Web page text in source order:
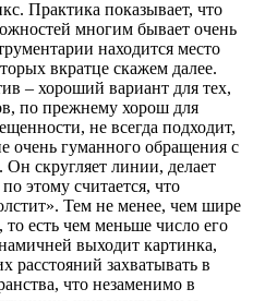
Практика показывает, что
многим бывает очень
находится место
вкратце скажем далее.
– хороший вариант для тех,
по прежнему хорош для
не всегда подходит,
очень гуманного обращения с
скругляет линии, делает
этому считается, что
Тем не менее, чем шире
то есть чем меньше число его
выходит картинка,
расстояний захватывать в
что незаменимо в